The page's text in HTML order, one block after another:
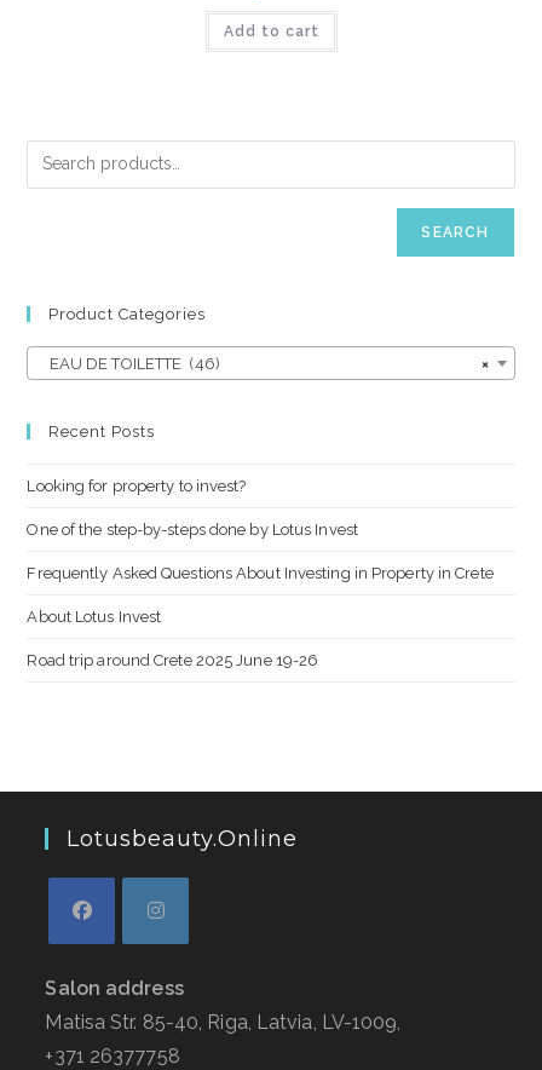
Add to cart
SEARCH
Product Categories
×
EAU DE TOILETTE (46)
Recent Posts
Looking for property to invest?
One of the step-by-steps done by Lotus Invest
Frequently Asked Questions About Investing in Property in Crete
About Lotus Invest
Road trip around Crete 2025 June 19-26
Lotusbeauty.online
Salon address
Matisa Str. 85-40, Riga, Latvia, LV-1009,
+371 26377758